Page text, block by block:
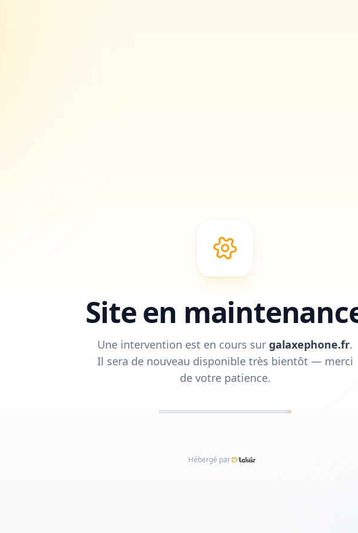
Site en
Une intervention est en cours sur galaxephone.fr.
Il sera de nouveau disponible très bientôt — merci
de votre patience.
Hébergé par